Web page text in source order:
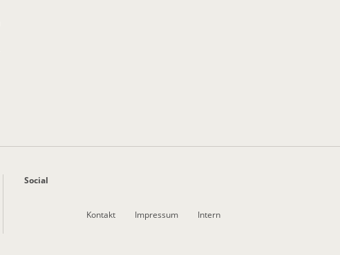
Social
Kontakt Impressum Intern